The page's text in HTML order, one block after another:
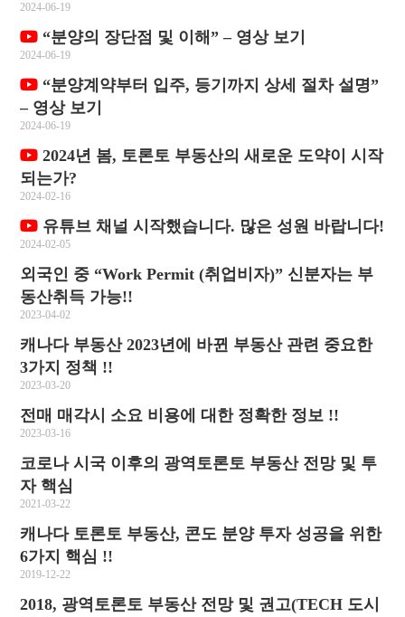
2024-06-19
“분양의 장단점 및 이해” – 영상 보기
2024-06-19
“분양계약부터 입주, 등기까지 상세 절차 설명”
– 영상 보기
2024-06-19
2024년 봄, 토론토 부동산의 새로운 도약이 시작
되는가?
2024-02-16
유튜브 채널 시작했습니다. 많은 성원 바랍니다!
2024-02-05
외국인 중 “Work Permit (취업비자)” 신분자는 부
동산취득 가능!!
2023-04-02
캐나다 부동산 2023년에 바뀐 부동산 관련 중요한
3가지 정책 !!
2023-03-20
전매 매각시 소요 비용에 대한 정확한 정보 !!
2023-03-16
코로나 시국 이후의 광역토론토 부동산 전망 및 투
자 핵심
2021-03-22
캐나다 토론토 부동산, 콘도 분양 투자 성공을 위한
6가지 핵심 !!
2019-12-22
2018, 광역토론토 부동산 전망 및 권고(TECH 도시